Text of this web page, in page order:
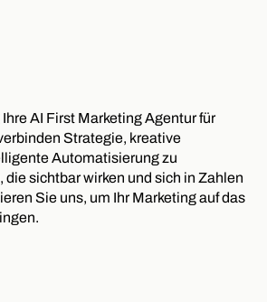
AI First Marketing Agentur für
Strategie, kreative
Automatisierung zu
die sichtbar wirken und sich in Zahlen
Sie uns, um Ihr Marketing auf das